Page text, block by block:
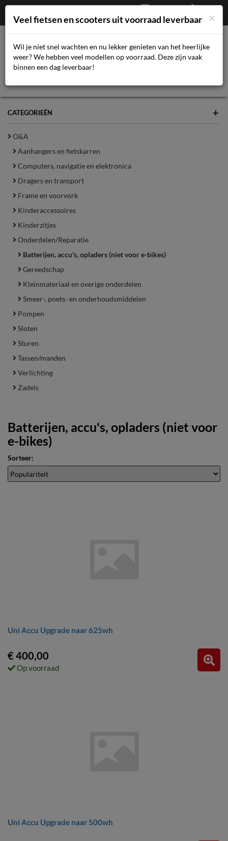
€0,00
Afrekenen
Mijn account
CATEGORIEËN +
O&A
Aanhangers en fietskarren
Computers, navigatie en elektronica
Dragers en transport
Frame en voorvork
Kinderaccessoires
Kinderzitjes
Onderdelen/Reparatie
Batterijen, accu's, opladers (niet voor e-bikes)
Gereedschap
Kleinmateriaal en overige onderdelen
Smeer-, poets- en onderhoudsmiddelen
Pompen
Sloten
Sturen
Tassen/manden
Verlichting
Zadels
Batterijen, accu's, opladers (niet voor
e-bikes)
Sorteer:
Uni Accu Upgrade naar 625wh
€ 400,00
Op voorraad
Uni Accu Upgrade naar 500wh
×
Veel fietsen en scooters uit voorraad leverbaar
Wil je niet snel wachten en nu lekker genieten van het heerlijke
weer? We hebben veel modellen op voorraad. Deze zijn vaak
binnen een dag leverbaar!